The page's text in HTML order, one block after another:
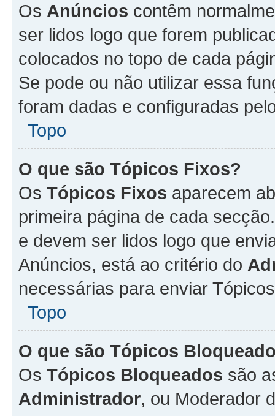
Os Anúncios contêm
ser lidos logo que forem
colocados no topo de cada
Se pode ou não utilizar essa
foram dadas e configuradas
Topo
O que são Tópicos Fixos?
Os Tópicos Fixos aparecem
primeira página de cada
e devem ser lidos logo que
Anúncios, está ao critério do
necessárias para enviar
Topo
O que são Tópicos
Os Tópicos Bloqueados são
Administrador, ou Moderador